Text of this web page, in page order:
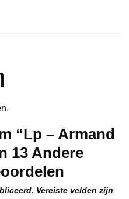
“Lp – Armand
13 Andere
Vereiste velden zijn